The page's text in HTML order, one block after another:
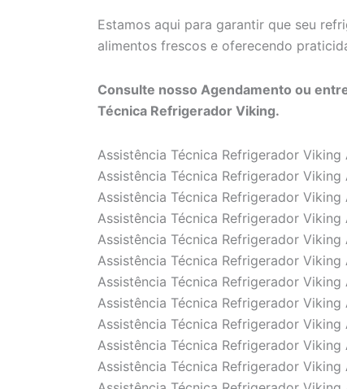
Estamos aqui para garantir que seu
alimentos frescos e oferecendo
Consulte nosso Agendamento ou
Técnica Refrigerador Viking.
Assistência Técnica Refrigerador Viking
Assistência Técnica Refrigerador Viking
Assistência Técnica Refrigerador
Assistência Técnica Refrigerador Viking
Assistência Técnica Refrigerador Viking
Assistência Técnica Refrigerador Viking
Assistência Técnica Refrigerador Viking
Assistência Técnica Refrigerador Viking
Assistência Técnica Refrigerador
Assistência Técnica Refrigerador Viking
Assistência Técnica Refrigerador